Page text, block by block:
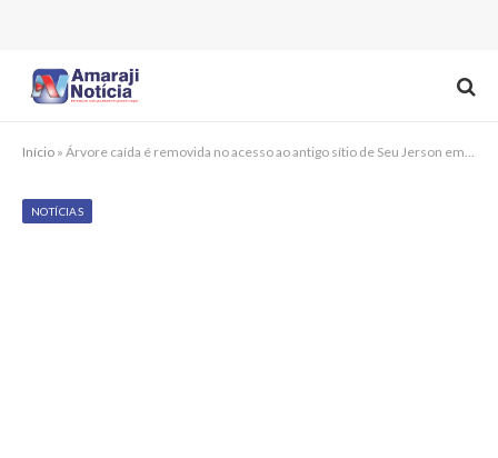
Início » Árvore caída é removida no acesso ao antigo sítio de Seu Jerson em Amaraji
NOTÍCIAS